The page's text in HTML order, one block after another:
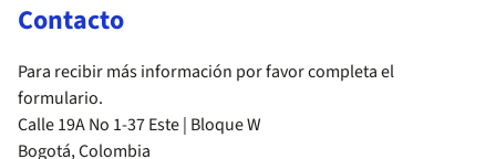
Contacto
Para recibir más información por favor completa el
formulario.
Calle 19A No 1-37 Este | Bloque W
Bogotá, Colombia